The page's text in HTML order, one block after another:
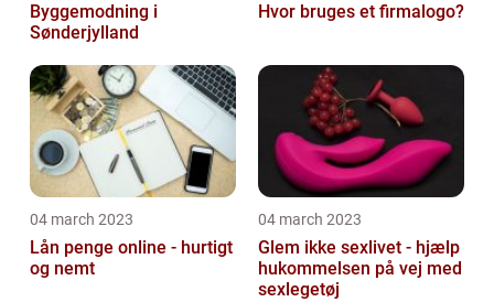
Byggemodning i
Sønderjylland
Hvor bruges et firmalogo?
04 march 2023
Lån penge online - hurtigt
og nemt
04 march 2023
Glem ikke sexlivet - hjælp
hukommelsen på vej med
sexlegetøj